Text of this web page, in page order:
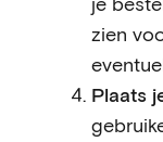
zien
Plaats